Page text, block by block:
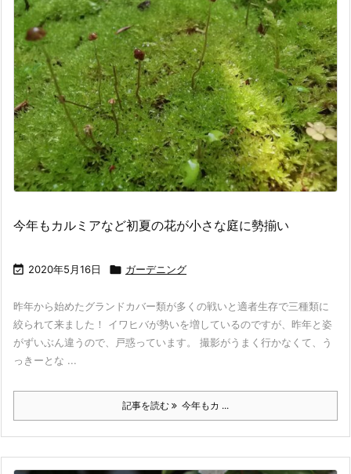
今年もカルミアなど初夏の花が小さな庭に勢揃い
 2020年5月16日  ガーデニング
昨年から始めたグランドカバー類が多くの戦いと適者生存で三種類に
絞られて来ました！ イワヒバが勢いを増しているのですが、昨年と姿
がずいぶん違うので、戸惑っています。 撮影がうまく行かなくて、う
っきーとな ...
記事を読む 今年もカ ...